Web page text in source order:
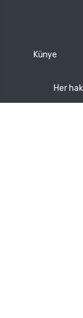
Künye
Her